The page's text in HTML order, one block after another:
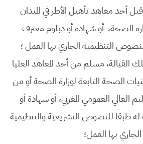
أحد معاهد تأهيل الأطر في الميدان
الصحة، أو شهادة أو دبلوم معترف
التنظيمية الجاري بها العمل ؛
القبالة، مسلم من أحد المعاهد العليا
الصحة التابعة لوزارة الصحة أو من
العمومي المغربي، أو شهادة أو
له طبقا للنصوص التشريعية والتنظيمية
الجاري بها العمل؛